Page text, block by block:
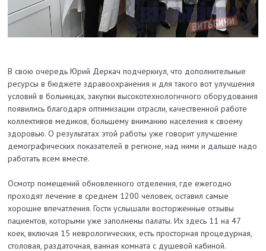
В свою очередь Юрий Деркач подчеркнул, что дополнительные
ресурсы в бюджете здравоохранения и для такого вот улучшения
условий в больницах, закупки высокотехнологичного оборудования
появились благодаря оптимизации отрасли, качественной работе
коллективов медиков, большему вниманию населения к своему
здоровью. О результатах этой работы уже говорит улучшение
демографических показателей в регионе, над ними и дальше надо
работать всем вместе.
Осмотр помещений обновленного отделения, где ежегодно
проходят лечение в среднем 1200 человек, оставил самые
хорошие впечатления. Гости услышали восторженные отзывы
пациентов, которыми уже заполнены палаты. Их здесь 11 на 47
коек, включая 15 неврологических, есть просторная процедурная,
столовая, раздаточная, ванная комната с душевой кабиной.